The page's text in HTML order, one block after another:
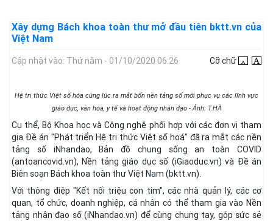
Xây dựng Bách khoa toàn thư mở đầu tiên bktt.vn của
Việt Nam
Cập nhật vào: Thứ năm - 01/10/2020 06:26 Cỡ chữ
Hệ tri thức Việt số hóa cùng lúc ra mắt bốn nền tảng số mới phục vụ các lĩnh vực
giáo dục, văn hóa, y tế và hoạt động nhân đạo - Ảnh: T.HÀ
Cụ thể, Bộ Khoa học và Công nghệ phối hợp với các đơn vị tham
gia Đề án "Phát triển Hệ tri thức Việt số hoá" đã ra mắt các nền
tảng số iNhandao, Bản đồ chung sống an toàn COVID
(antoancovid.vn), Nền tảng giáo dục số (iGiaoduc.vn) và Đề án
Biên soạn Bách khoa toàn thư Việt Nam (bktt.vn).
Với thông điệp "Kết nối triệu con tim", các nhà quản lý, các cơ
quan, tổ chức, doanh nghiệp, cá nhân có thể tham gia vào Nền
tảng nhân đạo số (iNhandao.vn) để cùng chung tay, góp sức sẻ